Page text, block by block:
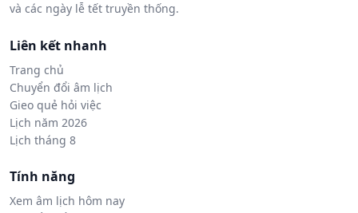
và các ngày lễ tết truyền thống.
Liên kết nhanh
Trang chủ
Chuyển đổi âm lịch
Gieo quẻ hỏi việc
Lịch năm 2026
Lịch tháng 8
Tính năng
Xem âm lịch hôm nay